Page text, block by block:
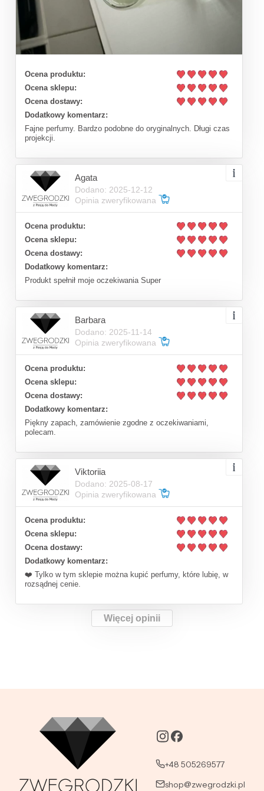
Ocena produktu:
Ocena sklepu:
Ocena dostawy:
Dodatkowy komentarz:
Fajne perfumy. Bardzo podobne do oryginalnych. Długi czas
projekcji.
Agata
Dodano: 2025-12-12
Opinia zweryfikowana
Ocena produktu:
Ocena sklepu:
Ocena dostawy:
Dodatkowy komentarz:
Produkt spełnił moje oczekiwania Super
Barbara
Dodano: 2025-11-14
Opinia zweryfikowana
Ocena produktu:
Ocena sklepu:
Ocena dostawy:
Dodatkowy komentarz:
Piękny zapach, zamówienie zgodne z oczekiwaniami,
polecam.
Viktoriia
Dodano: 2025-08-17
Opinia zweryfikowana
Ocena produktu:
Ocena sklepu:
Ocena dostawy:
Dodatkowy komentarz:
❤️ Tylko w tym sklepie można kupić perfumy, które lubię, w
rozsądnej cenie.
Więcej opinii
+48 505269577
shop@zwegrodzki.pl